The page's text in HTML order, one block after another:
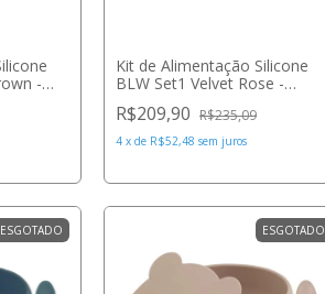
-
Kit de Alimentação Silicone
BLW Set1 Velvet Rose -
R$209,90 R$235,09
4 x de R$52,48 sem juros
ESGOTADO ESGOTADO